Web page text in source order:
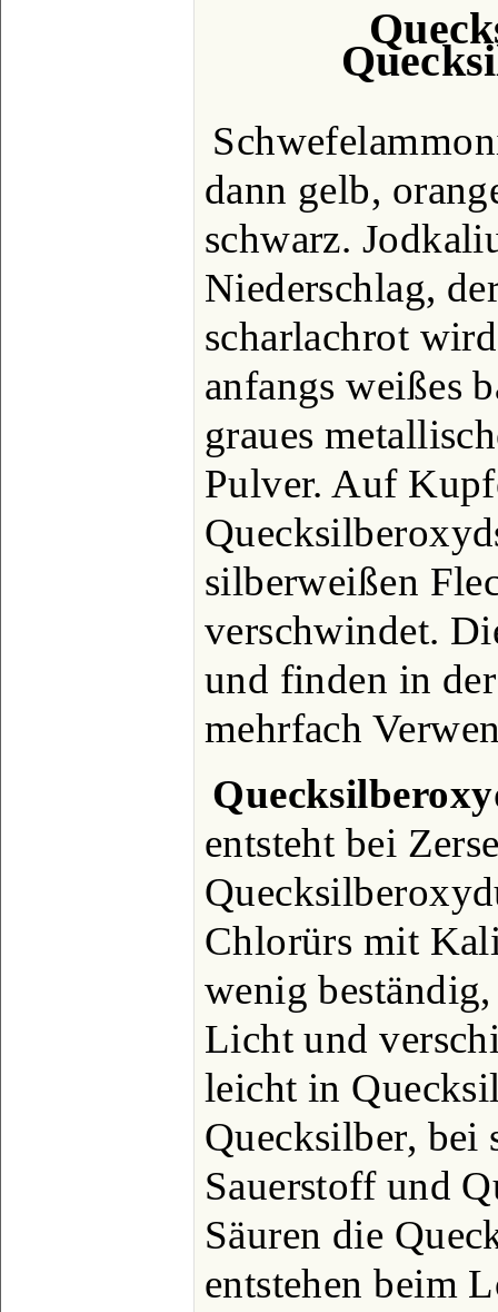
dann gelb,
schwarz.
Niederschlag,
scharlachrot
anfangs weißes
graues
Pulver. Auf
silberweißen
verschwindet.
und finden in
mehrfach
entsteht bei
Chlorürs mit
wenig
Licht und
leicht in
Quecksilber, bei
Sauerstoff und
Säuren die
entstehen beim